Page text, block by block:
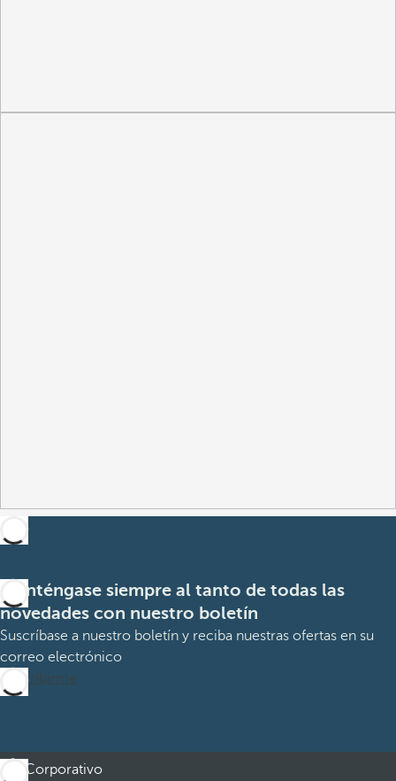
Manténgase siempre al tanto de todas las
novedades con nuestro boletín
Suscríbase a nuestro boletín y reciba nuestras ofertas en su
correo electrónico
Suscribirme
Corporativo